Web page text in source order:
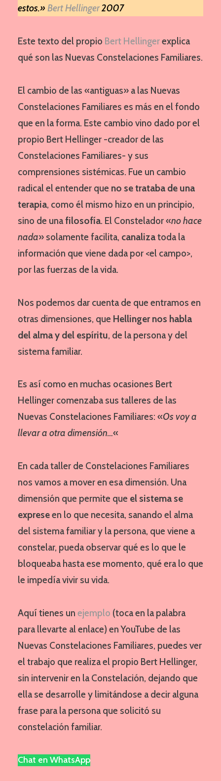
estos.» Bert Hellinger2007
Este texto del propio Bert Hellingerexplica
qué son las Nuevas Constelaciones Familiares.
El cambio de las «antiguas» a las Nuevas
Constelaciones Familiares es más en el fondo
que en la forma. Este cambio vino dado por el
propio Bert Hellinger -creador de las
Constelaciones Familiares- y sus
comprensiones sistémicas. Fue un cambio
radical el entender que no se trataba de una
terapia, como él mismo hizo en un principio,
sino de unafilosofía. El Constelador «no hace
nada» solamente facilita, canalizatoda la
información que viene dada por <el campo>,
por las fuerzas de la vida.
Nos podemos dar cuenta de que entramos en
otras dimensiones, que Hellinger nos habla
del alma y del espíritu, de la persona y del
sistema familiar.
Es así como en muchas ocasiones Bert
Hellinger comenzaba sus talleres de las
Nuevas Constelaciones Familiares: «Os voy a
llevar a otra dimensión…«
En cada taller de Constelaciones Familiares
nos vamos a mover en esa dimensión. Una
dimensión que permite que el sistema se
expreseen lo que necesita, sanando el alma
del sistema familiar y la persona, que viene a
constelar, pueda observar qué es lo que le
bloqueaba hasta ese momento, qué era lo que
le impedía vivir su vida.
Aquí tienes un ejemplo (toca en la palabra
para llevarte al enlace) en YouTube de las
Nuevas Constelaciones Familiares, puedes ver
el trabajo que realiza el propio Bert Hellinger,
sin intervenir en la Constelación, dejando que
ella se desarrolle y limitándose a decir alguna
frase para la persona que solicitó su
constelación familiar.
Chat en WhatsApp